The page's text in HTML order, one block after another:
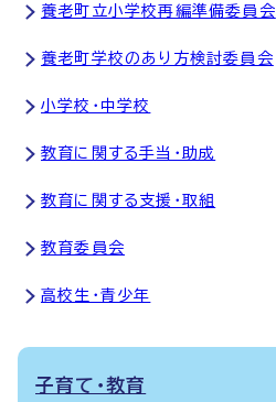
養老町立小学校再編準備委員会
養老町学校のあり方検討委員会
小学校・中学校
教育に関する手当・助成
教育に関する支援・取組
教育委員会
高校生・青少年
子育て・教育